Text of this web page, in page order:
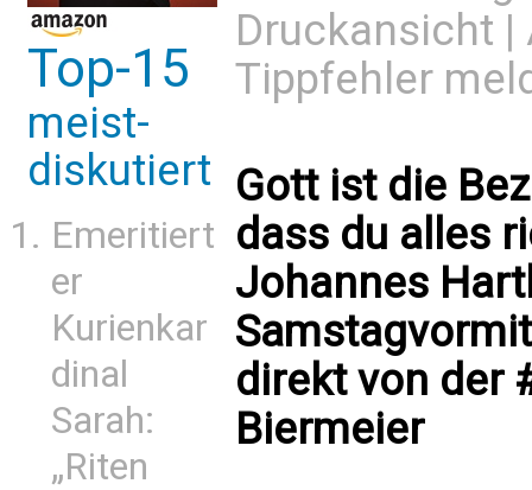
Top-15
meist-
diskutiert
Emeritiert
er
Kurienkar
dinal
Sarah:
„Riten
Druckansicht |
Tippfehler
Gott ist die
dass du alles
Johannes
direkt von der
Biermeier